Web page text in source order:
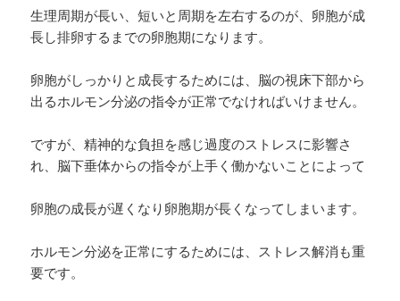
生理周期が長い、短いと周期を左右するのが、卵胞が成
長し排卵するまでの卵胞期になります。
卵胞がしっかりと成長するためには、脳の視床下部から
出るホルモン分泌の指令が正常でなければいけません。
ですが、精神的な負担を感じ過度のストレスに影響さ
れ、脳下垂体からの指令が上手く働かないことによって
卵胞の成長が遅くなり卵胞期が長くなってしまいます。
ホルモン分泌を正常にするためには、ストレス解消も重
要です。